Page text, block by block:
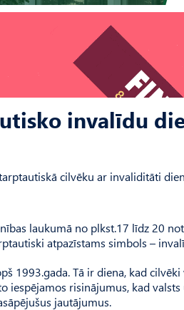
invalīdu
cilvēku ar invaliditāti
laukumā no plkst.17 līdz 20
atpazīstams simbols –
1993.gada. Tā ir diena, kad
iespējamos risinājumus, kad
jautājumus.